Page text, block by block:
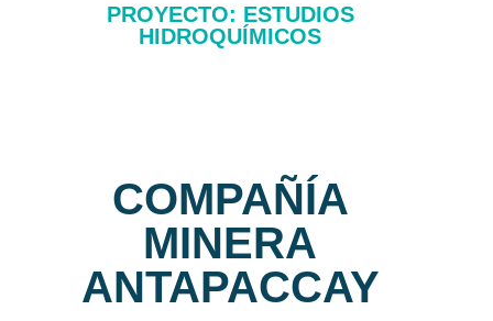
PROYECTO: ESTUDIOS
HIDROQUÍMICOS
COMPAÑÍA
MINERA
ANTAPACCAY